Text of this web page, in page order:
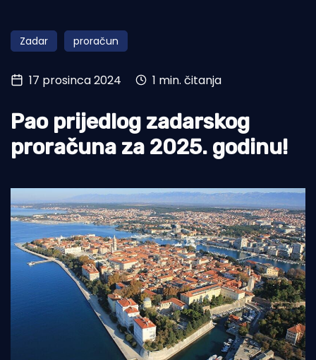
Obala
Otoci
Turizam i nautika
Pomorstvo
Ribolov
Tradicija i kultura
Zadar proračun
17 prosinca 2024 1 min. čitanja
Pao prijedlog zadarskog
proračuna za 2025. godinu!